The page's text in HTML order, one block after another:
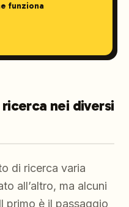
funziona
nei diversi
di ricerca varia
all’altro, ma alcuni
primo è il passaggio